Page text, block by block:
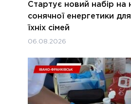
Стартує новий набір на
сонячної енергетики
їхніх сімей
06.08.2026